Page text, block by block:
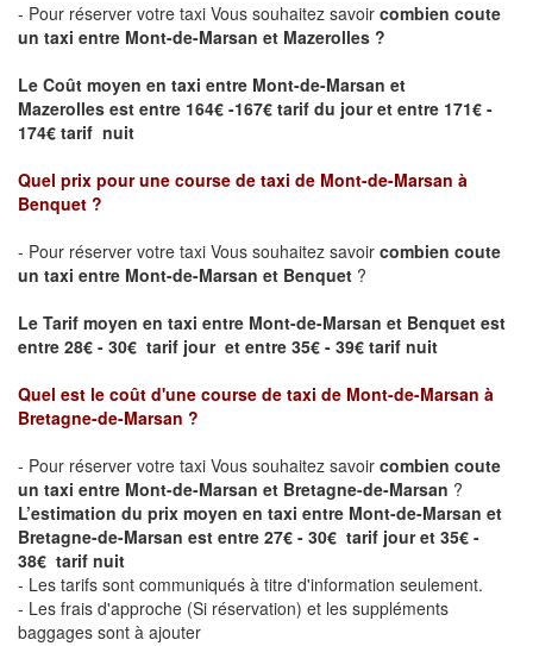
- Pour réserver votre taxi Vous souhaitez savoir combien coute
un taxi entre Mont-de-Marsan et Mazerolles ?
Le Coût moyen en taxi entre Mont-de-Marsan et
Mazerolles est entre 164€ -167€ tarif du jour et entre 171€ -
174€ tarif nuit
Quel prix pour une course de taxi de Mont-de-Marsan à
Benquet ?
- Pour réserver votre taxi Vous souhaitez savoir combien coute
un taxi entre Mont-de-Marsan et Benquet ?
Le Tarif moyen en taxi entre Mont-de-Marsan et Benquet est
entre 28€ - 30€ tarif jour et entre 35€ - 39€ tarif nuit
Quel est le coût d'une course de taxi de Mont-de-Marsan à
Bretagne-de-Marsan ?
- Pour réserver votre taxi Vous souhaitez savoir combien coute
un taxi entre Mont-de-Marsan et Bretagne-de-Marsan ?
L’estimation du prix moyen en taxi entre Mont-de-Marsan et
Bretagne-de-Marsan est entre 27€ - 30€ tarif jour et 35€ -
38€ tarif nuit
- Les tarifs sont communiqués à titre d'information seulement.
- Les frais d'approche (Si réservation) et les suppléments
baggages sont à ajouter